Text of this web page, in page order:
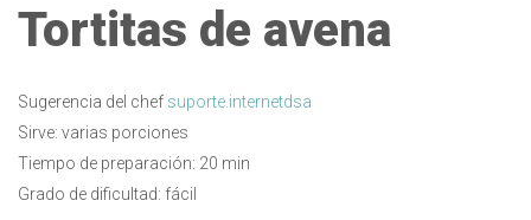
Tortitas de avena
Sugerencia del chef suporte.internetdsa
Sirve: varias porciones
Tiempo de preparación: 20 min
Grado de dificultad: fácil